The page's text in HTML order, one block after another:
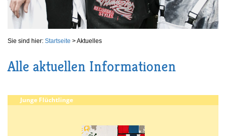
Sie sind hier: Startseite >Aktuelles
Alle aktuellen Informationen
Junge Flüchtlinge